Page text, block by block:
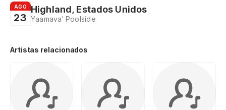
AGO
23
Highland, Estados Unidos
Yaamava' Poolside
Artistas relacionados